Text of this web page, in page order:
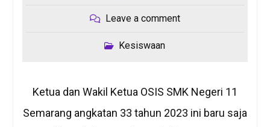
Leave a comment
Kesiswaan
Ketua dan Wakil Ketua OSIS SMK Negeri 11
Semarang angkatan 33 tahun 2023 ini baru saja